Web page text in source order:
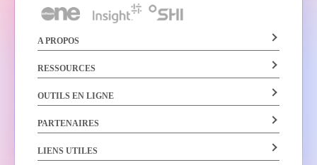
A PROPOS
RESSOURCES
OUTILS EN LIGNE
PARTENAIRES
LIENS UTILES